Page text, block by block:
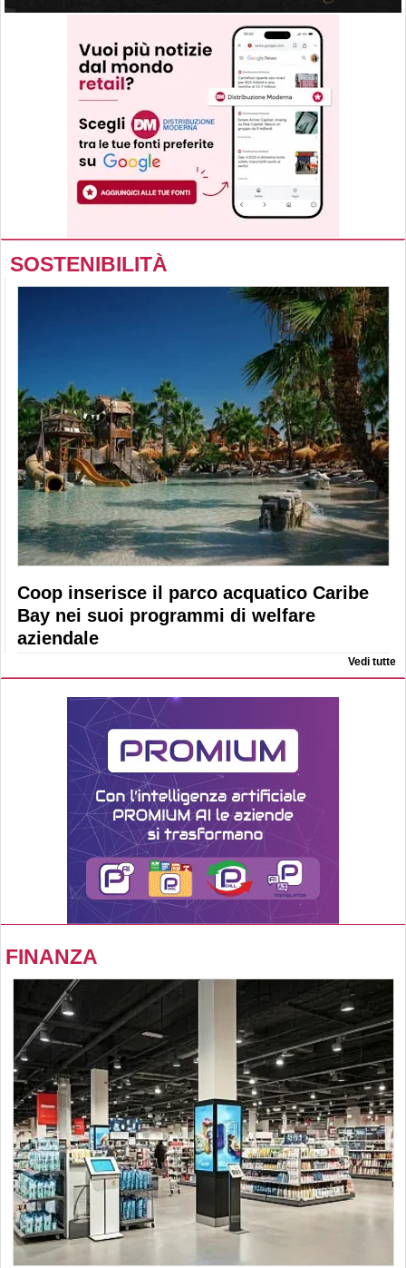
SOSTENIBILITÀ
Coop inserisce il parco acquatico Caribe
Bay nei suoi programmi di welfare
aziendale
Vedi tutte
FINANZA